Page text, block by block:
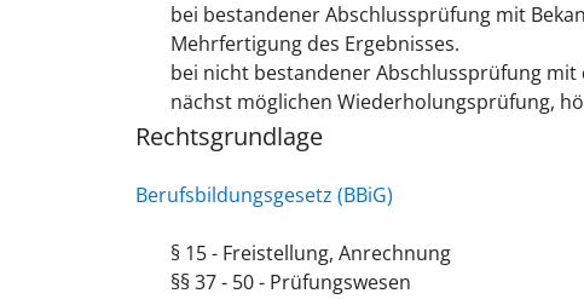
bei bestandener Abschlussprüfung mit
Mehrfertigung des Ergebnisses.
bei nicht bestandener Abschlussprüfung
nächst möglichen Wiederholungsprüfung,
Rechtsgrundlage
Berufsbildungsgesetz (BBiG)
§ 15 - Freistellung, Anrechnung
§§ 37 - 50 - Prüfungswesen